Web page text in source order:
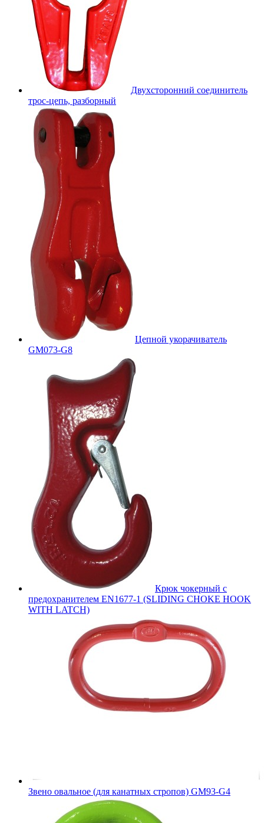
Двухсторонний соединитель
трос-цепь, разборный
Цепной укорачиватель
GM073-G8
Крюк чокерный с
предохранителем EN1677-1 (SLIDING CHOKE HOOK
WITH LATCH)
Звено овальное (для канатных стропов) GM93-G4